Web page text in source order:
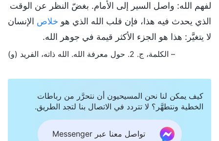
لفهم الله: واصل السير إلى الأمام. بغضّ النظر عن الوقت
الذي يحدث فيه هذا، فإن قلب الله الذي هو خلاص الإنسان
لا يتغيَّر: هذا هو الجزء الأكثر قيمة في جوهر الله.
– الكلمة، ج. 2. حول معرفة الله. الله ذاته، الفريد (و)
كيف يمكن لنا نحن المسيحيون أن نتحرَّر من رباطات
الخطية ونتطهَّر؟ لا تتردد في الاتصال بنا لتجد الطريق.
تواصل معنا عبر Messenger